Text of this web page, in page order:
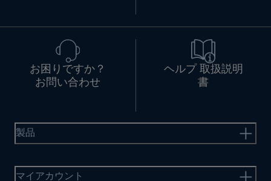
お困りですか？
お問い合わせ
ヘルプ 取扱説明
書
製品
マイアカウント